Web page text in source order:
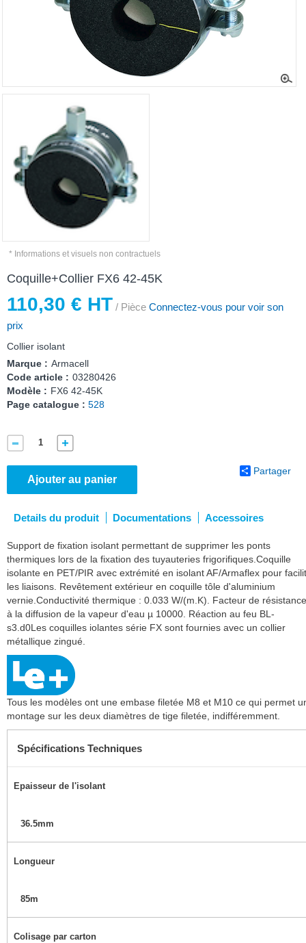
* Informations et visuels non contractuels
Coquille+Collier FX6 42-45K
110,30 € HT / Pièce Connectez-vous pour voir son
prix
Collier isolant
Marque : Armacell
Code article : 03280426
Modèle : FX6 42-45K
Page catalogue : 528
Ajouter au panier
Partager
Details du produit Documentations Accessoires
Support de fixation isolant permettant de supprimer les ponts
thermiques lors de la fixation des tuyauteries frigorifiques.Coquille
isolante en PET/PIR avec extrémité en isolant AF/Armaflex pour
les liaisons. Revêtement extérieur en coquille tôle d'aluminium
vernie.Conductivité thermique : 0.033 W/(m.K). Facteur de résistance
à la diffusion de la vapeur d'eau µ 10000. Réaction au feu BL-
s3.d0Les coquilles iolantes série FX sont fournies avec un collier
métallique zingué.
Tous les modèles ont une embase filetée M8 et M10 ce qui permet
montage sur les deux diamètres de tige filetée, indifféremment.
Spécifications Techniques
Epaisseur de l'isolant
36.5mm
Longueur
85m
Colisage par carton